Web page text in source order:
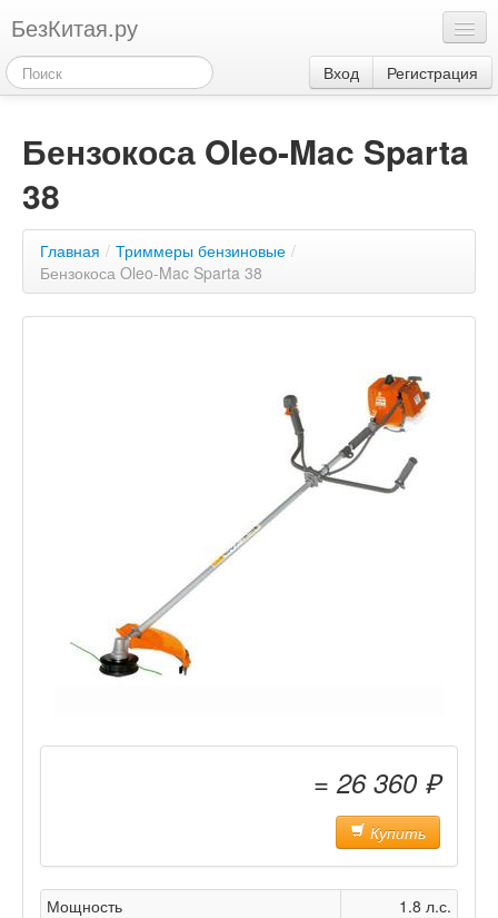
БезКитая.ру
Каталог
Контакты
Акции
Вход Регистрация
Бензокоса Oleo-Mac Sparta
38
Главная / Триммеры бензиновые /
Бензокоса Oleo-Mac Sparta 38
= 26 360 ₽
Купить
Мощность
1.8 л.с.